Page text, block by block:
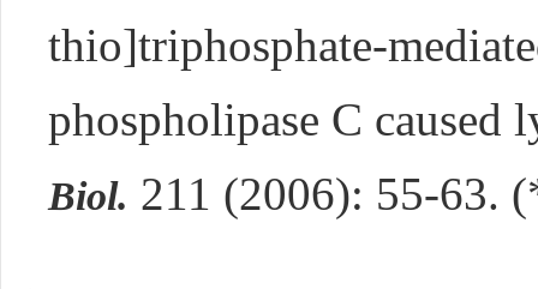
thio]triphosphate-
phospholipase C
Biol. 211 (2006): 55-63.